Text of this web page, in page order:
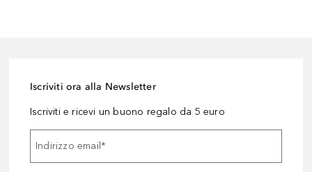
Iscriviti ora alla Newsletter
Iscriviti e ricevi un buono regalo da 5 euro
Indirizzo email*